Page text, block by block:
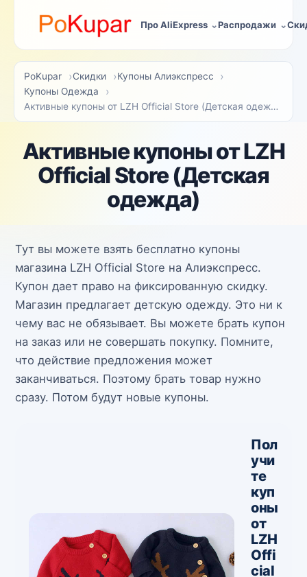
Про AliExpress Распродажи
PoKupar Скидки
Купоны Алиэкспресс
Купоны Одежда
Активные купоны от LZH Official Store (Детская одежда)
Активные купоны от LZH
Official Store (Детская
одежда)
Тут вы можете взять бесплатно купоны
магазина LZH Official Store на Алиэкспресс.
Купон дает право на фиксированную скидку.
Магазин предлагает детскую одежду. Это ни к
чему вас не обязывает. Вы можете брать купон
на заказ или не совершать покупку. Помните,
что действие предложения может
заканчиваться. Поэтому брать товар нужно
сразу. Потом будут новые купоны.
Пол
учи
те
куп
оны
от
LZH
Offi
cial